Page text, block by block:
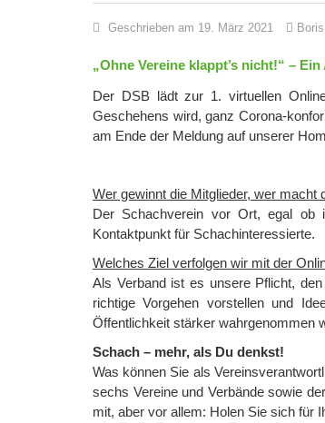
Geschrieben am 19. März 2021
„Ohne Vereine klappt’s nicht!“ –
Der DSB lädt zur 1. virtuellen
Geschehens wird, ganz Corona-
am Ende der Meldung auf unserer
Wer gewinnt die Mitglieder, wer macht
Der Schachverein vor Ort, egal ob
Kontaktpunkt für Schachinteressierte.
Welches Ziel verfolgen wir mit der
Als Verband ist es unsere Pflicht,
richtige Vorgehen vorstellen und
Öffentlichkeit stärker wahrgenommen
Schach – mehr, als Du denkst!
Was können Sie als
sechs Vereine und Verbände sowie
mit, aber vor allem: Holen Sie sich für